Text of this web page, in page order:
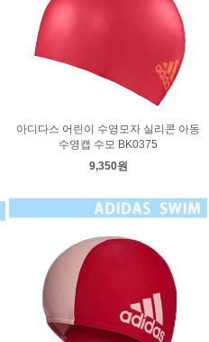
아디다스 어린이 수영모자 실리콘 아동
수영캡 수모 BK0375
9,350원